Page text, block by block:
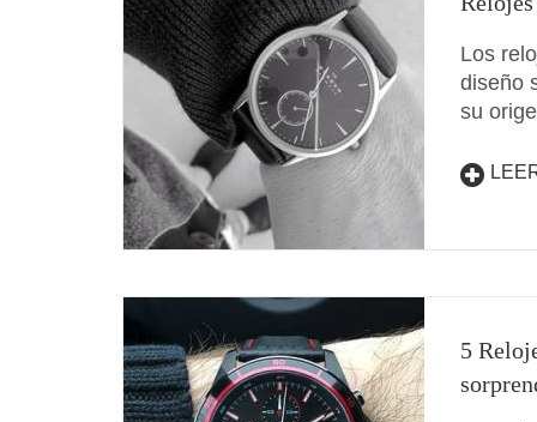
Los
diseño
su
5